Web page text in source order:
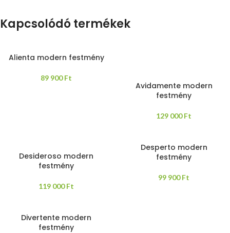
Kapcsolódó termékek
Alienta modern festmény
89 900Ft
Avidamente modern
festmény
129 000Ft
Desideroso modern
festmény
119 000Ft
Desperto modern
festmény
99 900Ft
Divertente modern
festmény